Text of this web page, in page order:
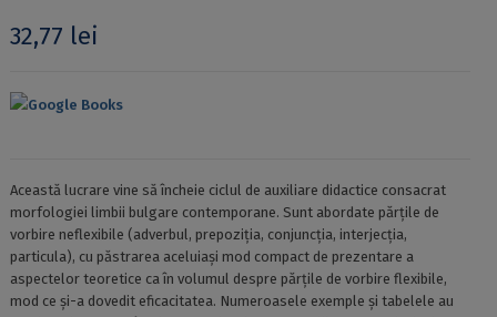
32,77 lei
Google Books
Această lucrare vine să încheie ciclul de auxiliare didactice consacrat
morfologiei limbii bulgare contemporane. Sunt abordate părțile de
vorbire neflexibile (adverbul, prepoziţia, conjuncţia, interjecţia,
particula), cu păstrarea aceluiași mod compact de prezentare a
aspectelor teoretice ca în volumul despre părțile de vorbire flexibile,
mod ce și-a dovedit eficacitateа. Numeroasele exemple și tabelele au